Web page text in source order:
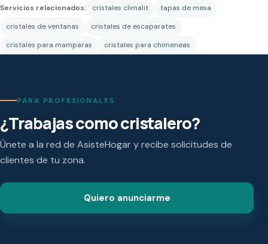
Servicios relacionados: cristales climalit
tapas de mesa
cristales de ventanas
cristales de escaparates
cristales para mamparas
cristales para chimeneas
PARA PROFESIONALES
¿Trabajas como cristalero?
Únete a la red de AsisteHogar y recibe solicitudes de
clientes de tu zona.
Quiero anunciarme